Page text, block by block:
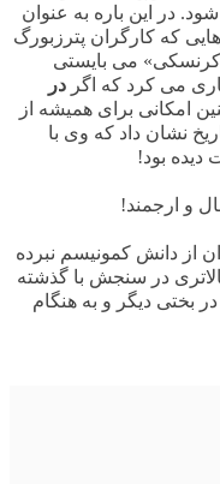
در این باره به عنوان
که کارگران پترزبورگ
می بایستی
می کرد که اگر در
امکانی برای همیشه از
نشان داد که وی با
دیده بود!
و ارجمند!
از دانش کمونیسم نبرده
در سنجش با گذشته
در بختی دیگر و به هنگام